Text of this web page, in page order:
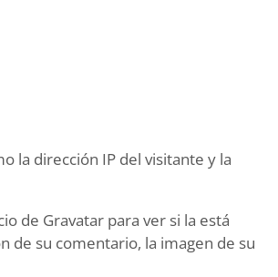
la dirección IP del visitante y la
de Gravatar para ver si la está
de su comentario, la imagen de su